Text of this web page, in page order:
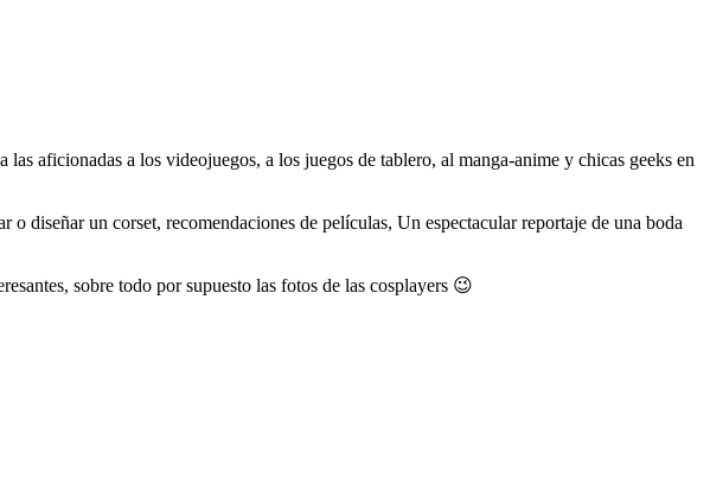
las aficionadas a los videojuegos, a los juegos de tablero, al manga-anime y chicas geeks en
diseñar un corset, recomendaciones de películas, Un espectacular reportaje de una boda
sobre todo por supuesto las fotos de las cosplayers 😉